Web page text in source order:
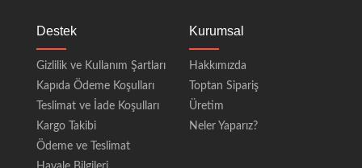
Destek
Gizlilik ve Kullanım Şartları
Kapıda Ödeme Koşulları
Teslimat ve İade Koşulları
Kargo Takibi
Ödeme ve Teslimat
Kurumsal
Hakkımızda
Toptan Sipariş
Üretim
Neler Yaparız?